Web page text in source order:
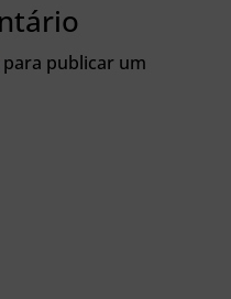
para publicar um